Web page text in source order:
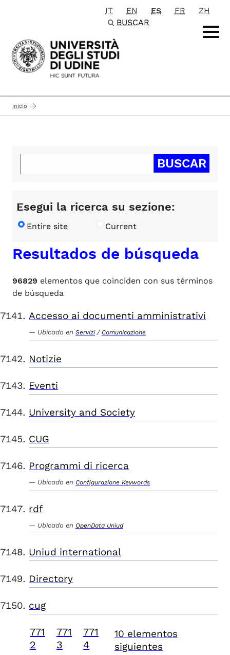
Passa al contenuto principale
IT EN ES FR
ZH
BUSCAR
inicio
Esegui la ricerca su sezione:
Entire site Current
Resultados de búsqueda
96829 elementos que coinciden con sus términos
de búsqueda
Accesso ai documenti amministrativi
Ubicado en Servizi / Comunicazione
Notizie
Eventi
University and Society
CUG
Programmi di ricerca
Ubicado en Configurazione Keywords
rdf
Ubicado en OpenData Uniud
Uniud international
Directory
cug
771
2
771
3
771
4
10 elementos
siguientes